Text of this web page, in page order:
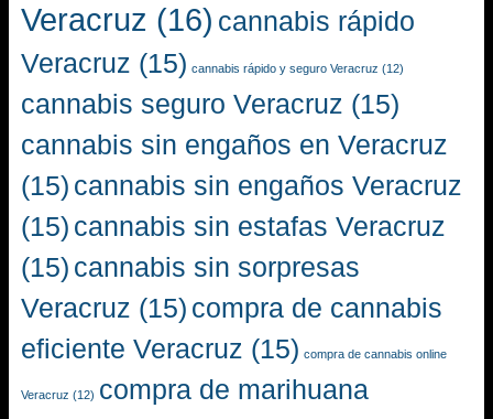
Veracruz (16) cannabis rápido
Veracruz (15) cannabis rápido y seguro Veracruz (12)
cannabis seguro Veracruz (15)
cannabis sin engaños en Veracruz
(15) cannabis sin engaños Veracruz
(15) cannabis sin estafas Veracruz
(15) cannabis sin sorpresas
Veracruz (15) compra de cannabis
eficiente Veracruz (15) compra de cannabis online
Veracruz (12) compra de marihuana